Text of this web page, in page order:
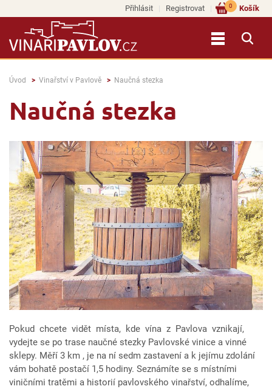
Přihlásit Registrovat Košík
0
Úvod Vinařství v Pavlově Naučná stezka
Naučná stezka
Pokud chcete vidět místa, kde vína z Pavlova vznikají,
vydejte se po trase naučné stezky Pavlovské vinice a vinné
sklepy. Měří 3 km , je na ní sedm zastavení a k jejímu zdolání
vám bohatě postačí 1,5 hodiny. Seznámíte se s místními
viničními tratěmi a historií pavlovského vinařství, odhalíme,